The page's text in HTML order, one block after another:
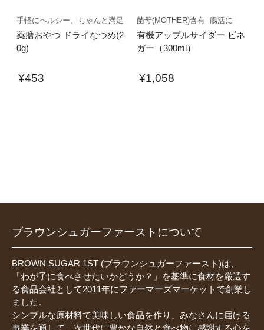
手軽にヘルシー、ちゃんと満足
薬膳おやつ ドライなつめ(2
0g)
¥453
菌母(MOTHER)含有│腸活に
有機アップルサイダー ビネ
ガー（300ml）
¥1,058
ブラウンシュガーファーストについて
BROWN SUGAR 1ST (ブラウンシュガーファースト)は、
「わが子に食べさせたいかどうか？」を基準に食材を厳選す
る食品会社として2011年にファーマーズマーケットで創業し
ました。
シンプルな原材料で美味しい食品を作り、みなさんに届ける
事業を通して、次世代に豊かな自然と食べ物に感謝する心を